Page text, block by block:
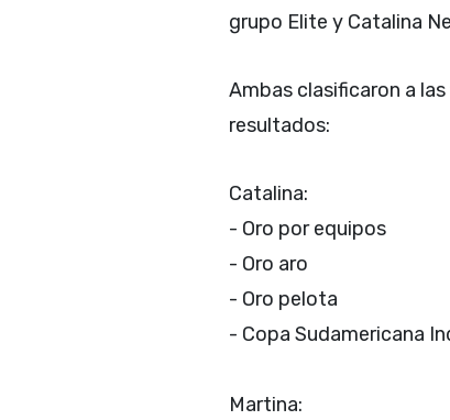
grupo Elite y Catalina
Ambas clasificaron a
resultados:
Catalina:
- Oro por equipos
- Oro aro
- Oro pelota
- Copa Sudamericana
Martina: